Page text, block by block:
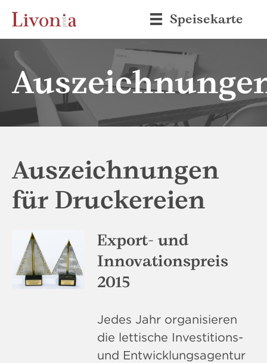
Speisekarte
Auszeichnungen
für Druckereien
Export- und
Innovationspreis
2015
Jedes Jahr organisieren
die lettische Investitions-
und Entwicklungsagentur